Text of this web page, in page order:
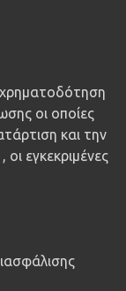
οι οποίες
και την
εγκεκριμένες